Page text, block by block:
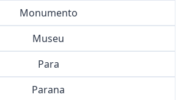
Monumento
Museu
Para
Parana